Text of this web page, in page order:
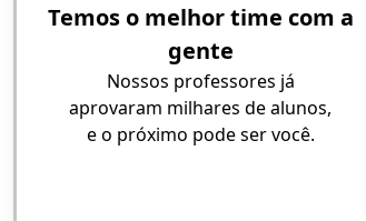
Temos o melhor time com a
gente
Nossos professores já
aprovaram milhares de alunos,
e o próximo pode ser você.